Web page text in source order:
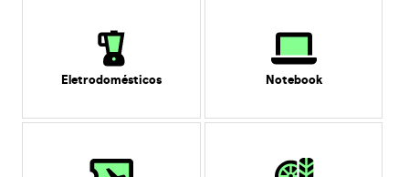
Eletrodomésticos Notebook